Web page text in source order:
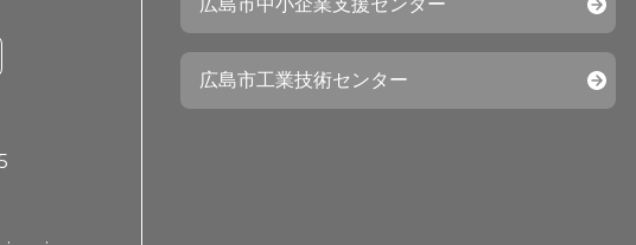
広島市中小企業支援センター
広島市工業技術センター